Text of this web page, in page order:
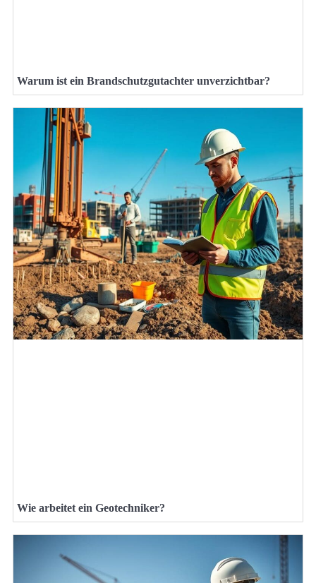
Warum ist ein Brandschutzgutachter unverzichtbar?
Wie arbeitet ein Geotechniker?